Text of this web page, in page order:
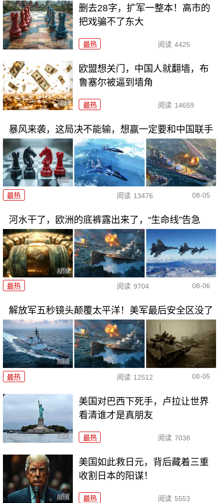
删去28字，扩军一整本！高市的
把戏骗不了东大
最热 阅读 4425
欧盟想关门，中国人就翻墙，布
鲁塞尔被逼到墙角
最热 阅读 14659
暴风来袭，这局决不能输，想赢一定要和中国联手
最热 阅读 13476 08-05
河水干了，欧洲的底裤露出来了，“生命线”告急
最热 阅读 9704 08-06
解放军五秒镜头颠覆太平洋！美军最后安全区没了
最热 阅读 12512 08-05
美国对巴西下死手，卢拉让世界
看清谁才是真朋友
最热 阅读 7038
美国如此救日元，背后藏着三重
收割日本的阳谋！
最热 阅读 5553